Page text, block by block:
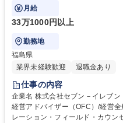
に基づく運営支援業務をお任せします。
月給
33万1000円以上
勤務地
福島県
業界未経験歓迎
退職金あり
仕事の内容
企業名 株式会社セブン－イレブン・ジャパン 求人名
経営アドバイザー（OFC）/経営全般のカウ
レーション・フィールド・カウン